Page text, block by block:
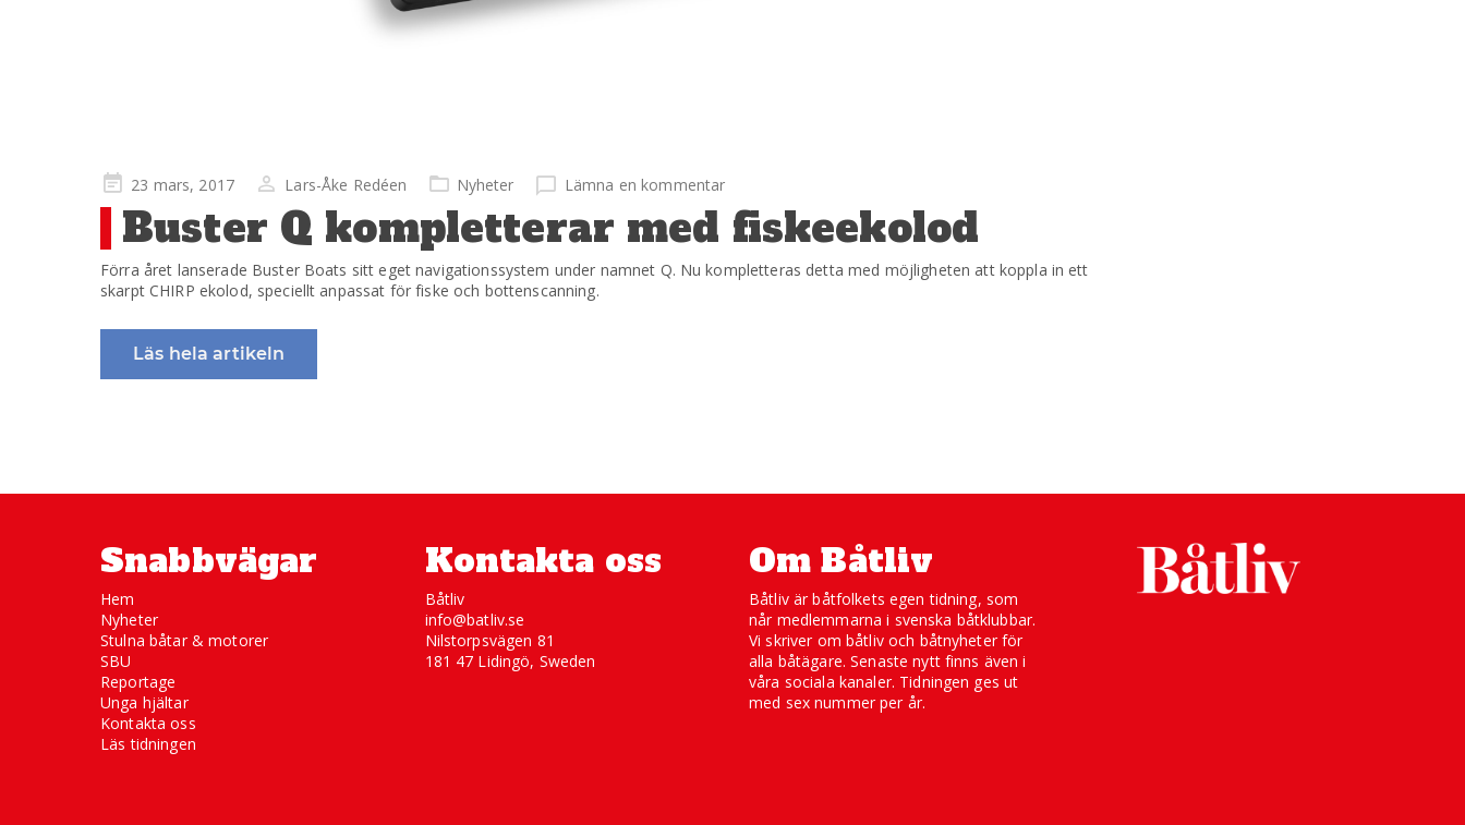
Publicerad
på
23 mars, 2017 Lars-Åke Redéen Nyheter Lämna en kommentar
Buster Q kompletterar med fiskeekolod
Förra året lanserade Buster Boats sitt eget navigationssystem under namnet Q. Nu kompletteras detta med möjligheten att koppla in ett
skarpt CHIRP ekolod, speciellt anpassat för fiske och bottenscanning.
Läs hela artikeln
Snabbvägar
Hem
Nyheter
Stulna båtar & motorer
SBU
Reportage
Unga hjältar
Kontakta oss
Läs tidningen
Kontakta oss
Båtliv
info@batliv.se
Nilstorpsvägen 81
181 47 Lidingö, Sweden
Om Båtliv
Båtliv är båtfolkets egen tidning, som
når medlemmarna i svenska båtklubbar.
Vi skriver om båtliv och båtnyheter för
alla båtägare. Senaste nytt finns även i
våra sociala kanaler. Tidningen ges ut
med sex nummer per år.